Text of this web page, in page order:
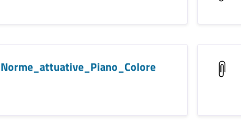
Norme_attuative_Piano_Colore